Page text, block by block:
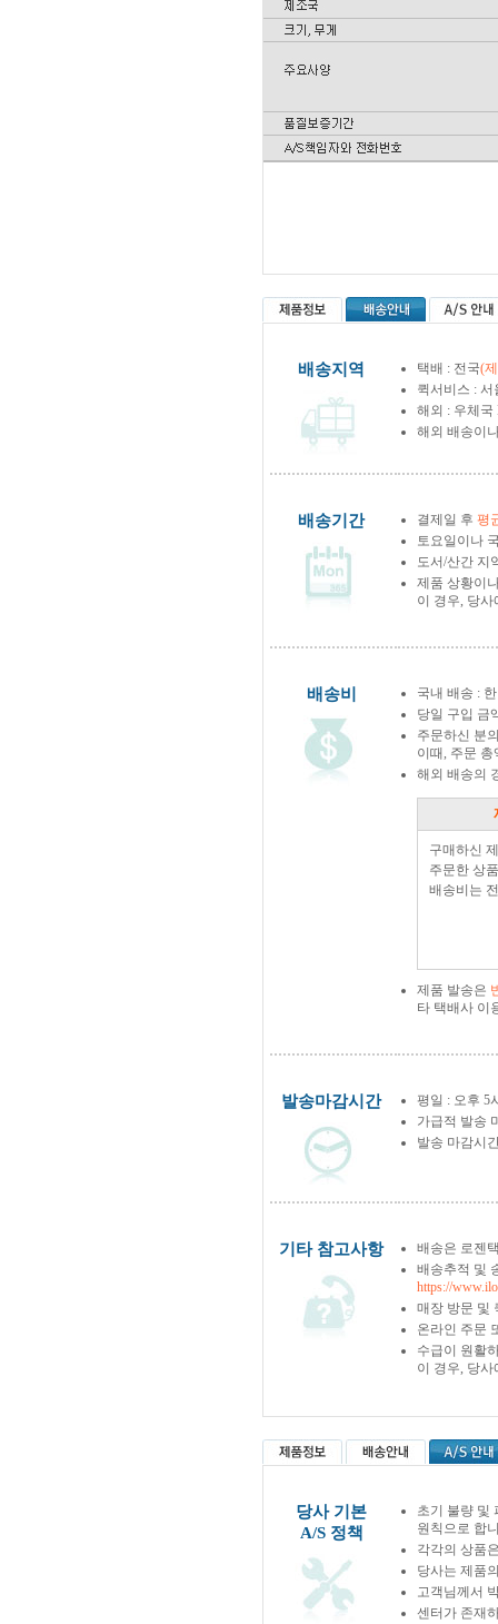
배송지역 택배 : 전국(
퀵서비스 :
해외 : 우체국
해외 배송이
배송기간 결제일 후 평
토요일이나
도서/산간 지
제품 상황이
이 경우, 당
배송비
국내 배송 :
당일 구입 금
주문하신 분
이때, 주문
해외 배송의
구매하신
주문한 상
배송비는
제품 발송은
타 택배사 이
발송마감시간
평일 : 오후 5
가급적 발송
발송 마감시
기타 참고사항
배송은 로젠
배송추적 및
https://
매장 방문 및
온라인 주문
수급이 원활
이 경우, 당
당사 기본
A/S 정책
초기 불량 및
원칙으로 합
각각의 상품
당사는 제품
고객님께서
센터가 존재